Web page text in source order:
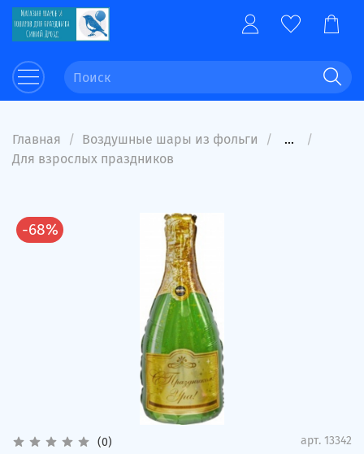
Главная Воздушные шары из фольги
...
Для взрослых праздников
-68%
(0) арт. 13342